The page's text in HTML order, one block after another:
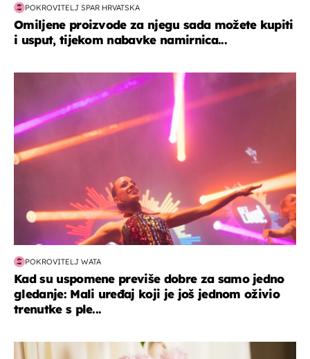
POKROVITELJ SPAR HRVATSKA
Omiljene proizvode za njegu sada možete kupiti
i usput, tijekom nabavke namirnica...
POKROVITELJ WATA
Kad su uspomene previše dobre za samo jedno
gledanje: Mali uređaj koji je još jednom oživio
trenutke s ple...
moda & ljepota